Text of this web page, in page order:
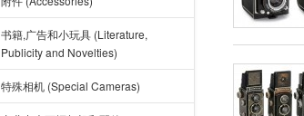
书籍,广告和小玩具 (Literature,
Publicity and Novelties)
特殊相机 (Special Cameras)